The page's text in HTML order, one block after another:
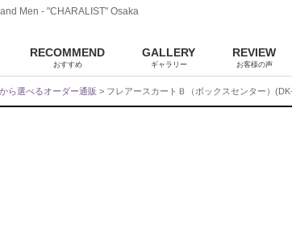
Men - "CHARALIST" Osaka
RECOMMEND
おすすめ
GALLERY
ギャラリー
REVIEW
お客様の声
ら選べるオーダー通販 > フレアースカートＢ（ボックスセンター）